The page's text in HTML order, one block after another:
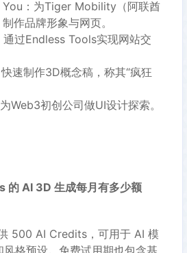
：为Tiger Mobility（阿联酋
作品牌形象与网页。
通过Endless Tools实现网站交
快速制作3D概念稿，称其“疯狂
为Web3初创公司做UI设计探索。
的 AI 3D 生成每月有多少额
500 AI Credits，可用于 AI 模